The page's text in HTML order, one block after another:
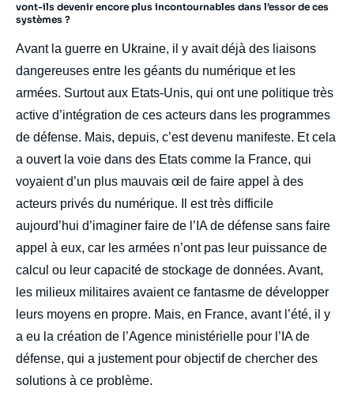
vont-ils devenir encore plus incontournables dans l’essor de ces
systèmes ?
Avant la guerre en Ukraine, il y avait déjà des liaisons
dangereuses entre les géants du numérique et les
armées. Surtout aux Etats-Unis, qui ont une politique très
active d’intégration de ces acteurs dans les programmes
de défense. Mais, depuis, c’est devenu manifeste. Et cela
a ouvert la voie dans des Etats comme la France, qui
voyaient d’un plus mauvais œil de faire appel à des
acteurs privés du numérique. Il est très difficile
aujourd’hui d’imaginer faire de l’IA de défense sans faire
appel à eux, car les armées n’ont pas leur puissance de
calcul ou leur capacité de stockage de données. Avant,
les milieux militaires avaient ce fantasme de développer
leurs moyens en propre. Mais, en France, avant l’été, il y
a eu la création de l’Agence ministérielle pour l’IA de
défense, qui a justement pour objectif de chercher des
solutions à ce problème.